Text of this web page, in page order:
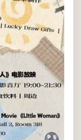
等互动环节，社团
将合照打印张...
职工